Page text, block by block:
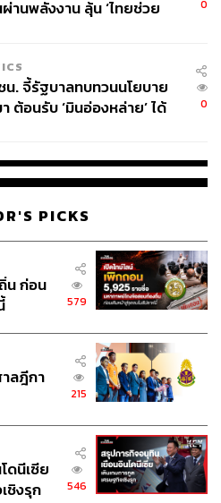
มดีใจทะลุออกมาอย่างเห็นได้
เจ็บปวดในรอบชิงฯ ถึง 3 ครั้ง
ที่สุดซเวเรฟก็มาถึงจุดนี้
ขามีโอกาสคว้าแชมป์ แต่ก็เป็น
สที่ลอยมานั้นไว้ได้ และยังไม่
ฝีมืออย่างหนึ่งเช่นกัน
วัลแล้วมองสูงขึ้นไป เขาคงเห็น
the most tenacious” บน
รางวัลในมือ คู่ควรกับเขาแล้ว
tennis/articles/c992081nn
tennis/articles/c1ky3ddv1
านพลังงาน ลุ้น ‘ไทยช่วย
0
น. จี้รัฐบาลทบทวนนโยบาย
ต้อนรับ ‘มินอ่องหล่าย’ ได้
0
PICKS
น ก่อน
579
ลฎีกา
215
ดนีเซีย
ชิงรุก
546